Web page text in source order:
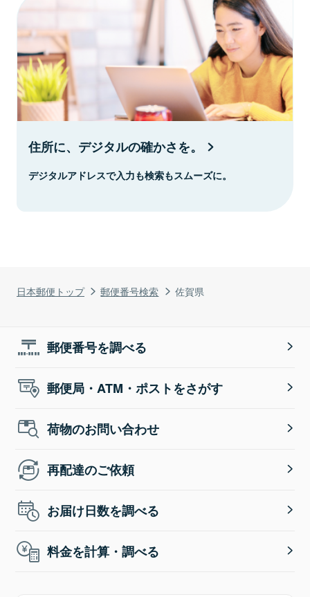
日本郵便トップ 郵便番号検索 佐賀県
住所に、デジタルの確かさを。
デジタルアドレスで入力も検索もスムーズに。
郵便番号を調べる
郵便局・ATM・ポストをさがす
荷物のお問い合わせ
再配達のご依頼
お届け日数を調べる
料金を計算・調べる